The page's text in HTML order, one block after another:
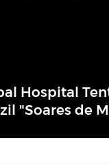
Hospital
"Soares de